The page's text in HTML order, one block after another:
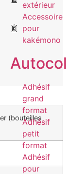
extérieur
Accessoire
pour
kakémono
Adhésif
grand
format
Adhésif
petit
format
Adhésif
pour
(bouteilles